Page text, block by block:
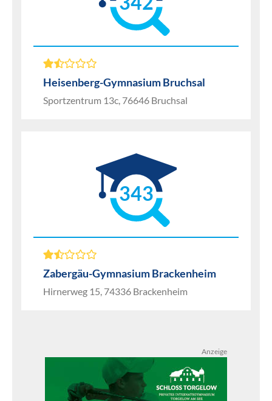
Heisenberg-Gymnasium Bruchsal
Sportzentrum 13c, 76646 Bruchsal
343
Zabergäu-Gymnasium Brackenheim
Hirnerweg 15, 74336 Brackenheim
Anzeige